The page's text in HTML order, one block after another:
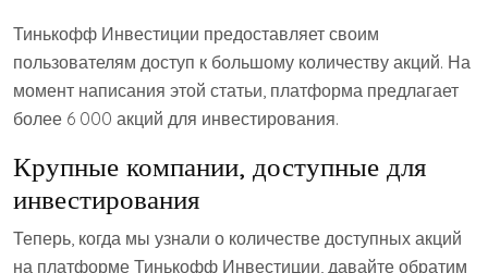
Тинькофф Инвестиции предоставляет своим
пользователям доступ к большому количеству акций. На
момент написания этой статьи, платформа предлагает
более 6 000 акций для инвестирования.
Крупные компании, доступные для
инвестирования
Теперь, когда мы узнали о количестве доступных акций
на платформе Тинькофф Инвестиции, давайте обратим